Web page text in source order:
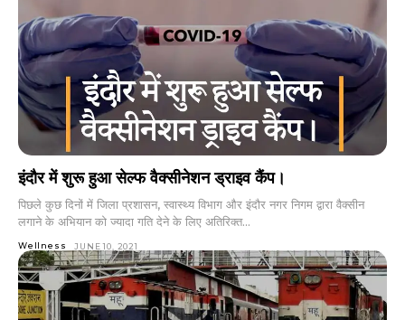
इंदौर में शुरू हुआ सेल्फ वैक्सीनेशन ड्राइव कैंप।
पिछले कुछ दिनों में जिला प्रशासन, स्वास्थ्य विभाग और इंदौर नगर निगम द्वारा वैक्सीन
लगाने के अभियान को ज्यादा गति देने के लिए अतिरिक्त...
Wellness JUNE 10, 2021